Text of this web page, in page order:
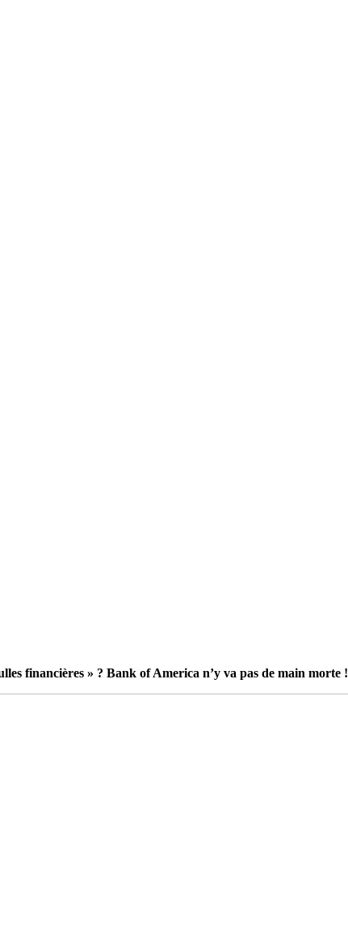
financières » ? Bank of America n’y va pas de main morte !